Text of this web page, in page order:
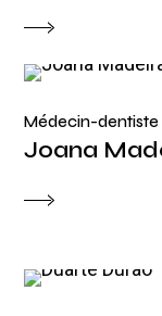
Médecin-
Joana